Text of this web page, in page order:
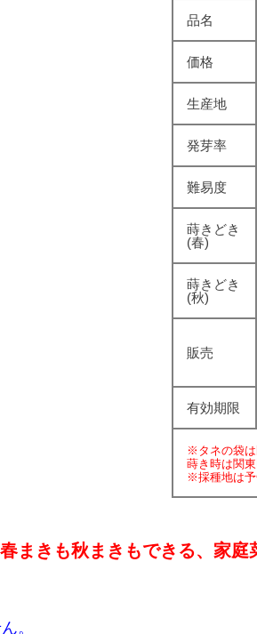
品名
価格
生産地
発芽率
難易度
蒔きどき
(春)
蒔きどき
(秋)
販売
有効期限
※タネの袋は
蒔き時は関
※採種地は予
春まきも秋まきもできる、家庭
。